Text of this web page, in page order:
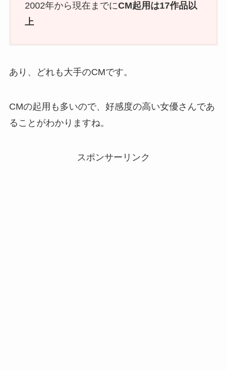
2002年から現在までにCM起用は17作品以
上
あり、どれも大手のCMです。
CMの起用も多いので、好感度の高い女優さんであ
ることがわかりますね。
スポンサーリンク